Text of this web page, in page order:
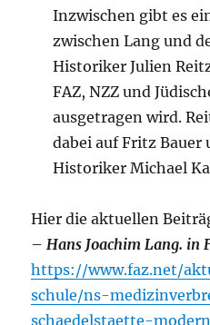
Inzwischen gibt es
zwischen Lang und
Historiker Julien
FAZ, NZZ und
ausgetragen wird.
dabei auf Fritz Bauer
Historiker Michael
Hier die aktuellen
– Hans Joachim Lang. in
https://www.faz.net/
schule/ns-
schaedelstaette-